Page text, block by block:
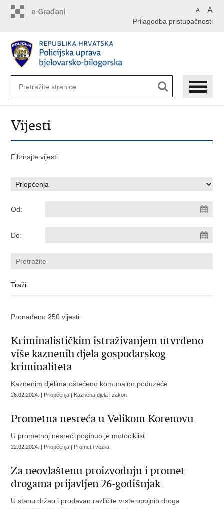
A A
Prilagodba pristupačnosti
Vijesti
Filtrirajte vijesti:
Od:
Do:
Pronađeno 250 vijesti.
Kriminalističkim istraživanjem utvrđeno
više kaznenih djela gospodarskog
kriminaliteta
Kaznenim djelima oštećeno komunalno poduzeće
26.02.2024. | Priopćenja | Kaznena djela i zakon
Prometna nesreća u Velikom Korenovu
U prometnoj nesreći poginuo je motociklist
22.02.2024. | Priopćenja | Promet i vozila
Za neovlaštenu proizvodnju i promet
drogama prijavljen 26-godišnjak
U stanu držao i prodavao različite vrste opojnih droga